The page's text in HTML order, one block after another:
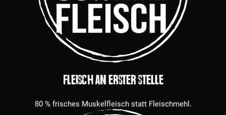
Fleisch an erster Stelle
80 % frisches Muskelfleisch statt Fleischmehl.